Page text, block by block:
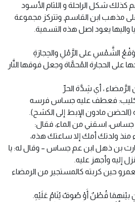
كذلك شكل الراحلة و اللثام الأسود
مذهب ابن القاسم, وتتركز مجموعة
واليها يعود اصل هذه التسمية.
الشَّمْسِ على الرَّمْلِ والحِجارَةِ
الحجارة المُحمَّاة وجعل فوقها النَّار
، أي شِدَّة الحرِّ
فعطف عليه جساس فرسه
مادون الإبط إلى الكشح).
جساس، اسقني من الماء، فقال:
ولدتك أمك إلا ساعتك هذه،
بن ذهل ابن عم جساس – وقال له: يا
إليه وأجهز عليه.
حين كربته كالمستجير من الرمضاء
قُطْنٌ أَوْ صُوفٌ يُنَامُ عَلَيْهِ.